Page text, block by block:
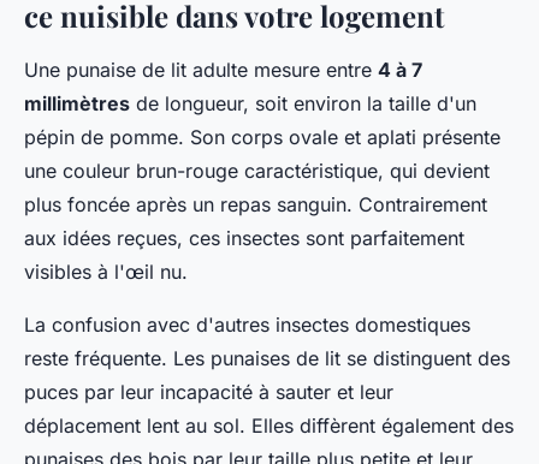
ce nuisible dans votre logement
Une punaise de lit adulte mesure entre 4 à 7
millimètres de longueur, soit environ la taille d'un
pépin de pomme. Son corps ovale et aplati présente
une couleur brun-rouge caractéristique, qui devient
plus foncée après un repas sanguin. Contrairement
aux idées reçues, ces insectes sont parfaitement
visibles à l'œil nu.
La confusion avec d'autres insectes domestiques
reste fréquente. Les punaises de lit se distinguent des
puces par leur incapacité à sauter et leur
déplacement lent au sol. Elles diffèrent également des
punaises des bois par leur taille plus petite et leur